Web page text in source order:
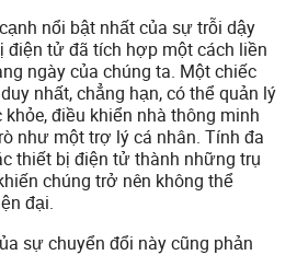
nổi bật nhất của sự trỗi dậy
điện tử đã tích hợp một cách liền
ngày của chúng ta. Một chiếc
nhất, chẳng hạn, có thể quản lý
điều khiển nhà thông minh
như một trợ lý cá nhân. Tính đa
thiết bị điện tử thành những trụ
chúng trở nên không thể
đại.
sự chuyển đổi này cũng phản